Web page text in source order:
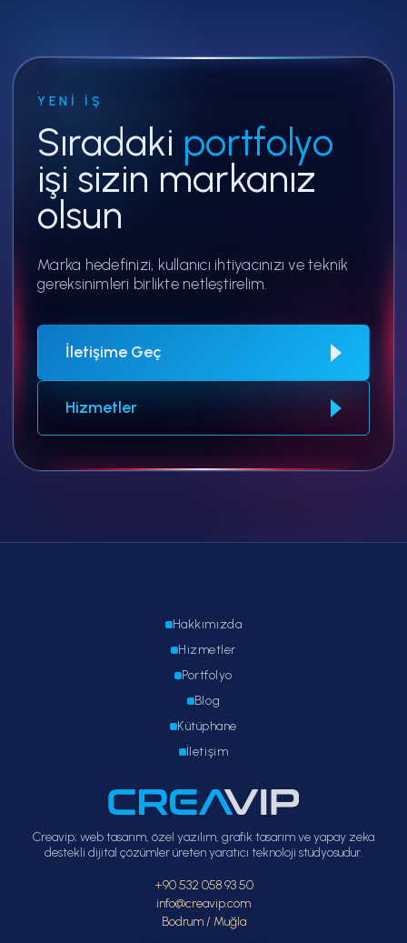
YENI İŞ
Sıradaki portfolyo
işi sizin markanız
olsun
Marka hedefinizi, kullanıcı ihtiyacınızı ve teknik
gereksinimleri birlikte netleştirelim.
İletişime Geç
Hizmetler
Hakkımızda
Hizmetler
Portfolyo
Blog
Kütüphane
İletişim
Creavip; web tasarım, özel yazılım, grafik tasarım ve yapay zeka
destekli dijital çözümler üreten yaratıcı teknoloji stüdyosudur.
+90 532 058 93 50
info@creavip.com
Bodrum / Muğla